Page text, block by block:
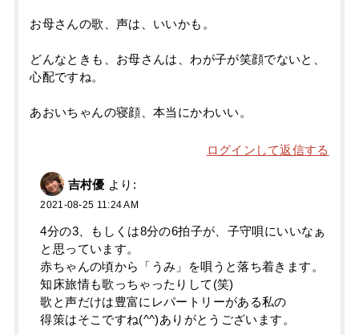
お母さんの歌、声は、いいかも。
どんなときも、お母さんは、わが子が笑顔でないと、
心配ですね。
あおいちゃんの寝顔、本当にかわいい。
ログインして返信する
吉村優 より:
2021-08-25 11:24 AM
4分の3、もしくは8分の6拍子が、子守唄にいいなぁ
と思っています。
赤ちゃんの頃から「うみ」を唄うと落ち着きます。
知床旅情も歌っちゃったりして(笑)
歌と声だけは豊富にレパートリーがある私の
得策はそこですね(^^)ありがとうございます。